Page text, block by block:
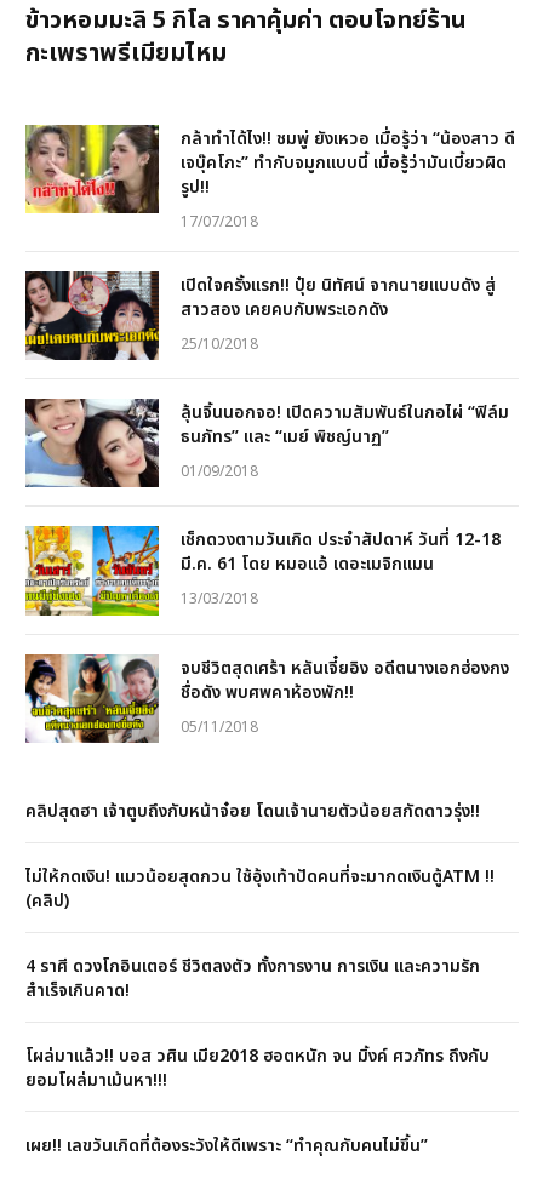
ข้าวหอมมะลิ 5 กิโล ราคาคุ้มค่า ตอบโจทย์ร้าน
กะเพราพรีเมียมไหม
กล้าทำได้ไง!! ชมพู่ ยังเหวอ เมื่อรู้ว่า “น้องสาว ดี
เจบุ๊คโกะ” ทำกับจมูกแบบนี้ เมื่อรู้ว่ามันเบี้ยวผิด
รูป!!
17/07/2018
เปิดใจครั้งแรก!! ปุ๋ย นิทัศน์ จากนายแบบดัง สู่
สาวสอง เคยคบกับพระเอกดัง
25/10/2018
ลุ้นจิ้นนอกจอ! เปิดความสัมพันธ์ในกอไผ่ “ฟิล์ม
ธนภัทร” และ “เมย์ พิชญ์นาฏ”
01/09/2018
เช็กดวงตามวันเกิด ประจำสัปดาห์ วันที่ 12-18
มี.ค. 61 โดย หมอแอ้ เดอะเมจิกแมน
13/03/2018
จบชีวิตสุดเศร้า หลันเจี๋ยอิง อดีตนางเอกฮ่องกง
ชื่อดัง พบศพคาห้องพัก!!
05/11/2018
คลิปสุดฮา เจ้าตูบถึงกับหน้าจ๋อย โดนเจ้านายตัวน้อยสกัดดาวรุ่ง!!
ไม่ให้กดเงิน! แมวน้อยสุดกวน ใช้อุ้งเท้าปัดคนที่จะมากดเงินตู้ATM !!
(คลิป)
4 ราศี ดวงโกอินเตอร์ ชีวิตลงตัว ทั้งการงาน การเงิน และความรัก
สำเร็จเกินคาด!
โผล่มาแล้ว!! บอส วศิน เมีย2018 ฮอตหนัก จน มิ้งค์ ศวภัทร ถึงกับ
ยอมโผล่มาเม้นหา!!!
เผย!! เลขวันเกิดที่ต้องระวังให้ดีเพราะ “ทำคุณกับคนไม่ขึ้น”